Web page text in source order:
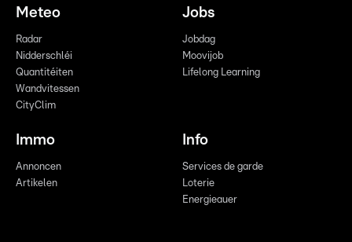
Meteo
Radar
Nidderschléi
Quantitéiten
Wandvitessen
CityClim
Jobs
Jobdag
Moovijob
Lifelong Learning
Immo
Annoncen
Artikelen
Info
Services de garde
Loterie
Energieauer